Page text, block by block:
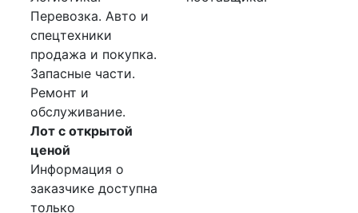
Перевозка. Авто и
спецтехники
продажа и покупка.
Запасные части.
Ремонт и
обслуживание.
Лот с открытой
ценой
Информация о
заказчике доступна
только